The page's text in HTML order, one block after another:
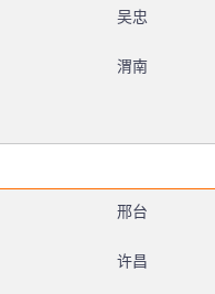
吴忠
渭南
邢台
许昌